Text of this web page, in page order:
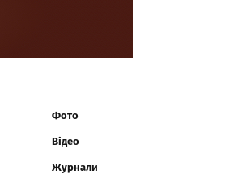
Фото
Відео
Журнали